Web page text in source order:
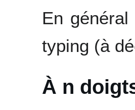
En
typing (à
À n